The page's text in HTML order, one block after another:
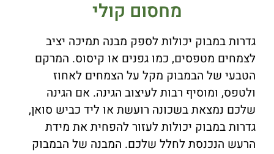
מחסום קולי
גדרות במבוק יכולות לספק מבנה תמיכה יציב
לצמחים מטפסים, כמו גפנים או קיסוס. המרקם
הטבעי של הבמבוק מקל על הצמחים לאחוז
ולטפס, ומוסיף רבות לעיצוב הגינה. אם הגינה
שלכם נמצאת בשכונה רועשת או ליד כביש סואן,
גדרות במבוק יכולות לעזור להפחית את מידת
הרעש הנכנסת לחלל שלכם. המבנה של הבמבוק